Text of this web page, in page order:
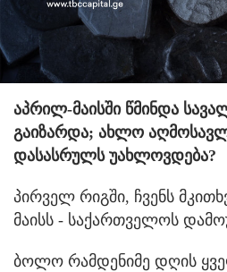
აპრილ-მაისში წმინდა
გაიზარდა; ახლო
დასასრულს უახლოვდება?
პირველ რიგში, ჩვენს
მაისს - საქართველოს
ბოლო რამდენიმე დღის